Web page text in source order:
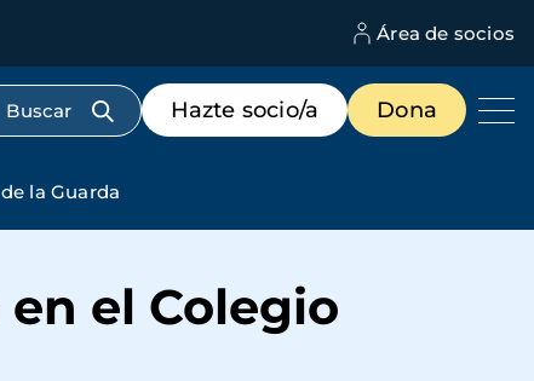
Área de socios
Menú
de
destacados
Hazte socio/a Dona
la Guarda
el Colegio